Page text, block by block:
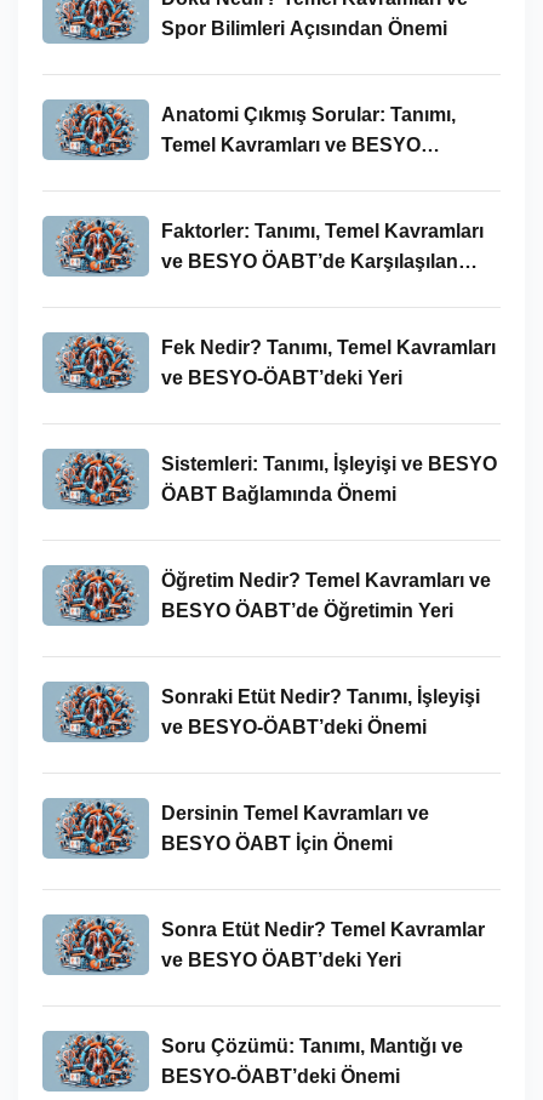
Spor Bilimleri Açısından Önemi
Anatomi Çıkmış Sorular: Tanımı,
Temel Kavramları ve BESYO
Faktorler: Tanımı, Temel Kavramları
ve BESYO ÖABT’de Karşılaşılan
Fek Nedir? Tanımı, Temel Kavramları
ve BESYO-ÖABT’deki Yeri
Sistemleri: Tanımı, İşleyişi ve BESYO
ÖABT Bağlamında Önemi
Öğretim Nedir? Temel Kavramları ve
BESYO ÖABT’de Öğretimin Yeri
Sonraki Etüt Nedir? Tanımı, İşleyişi
ve BESYO-ÖABT’deki Önemi
Dersinin Temel Kavramları ve
BESYO ÖABT İçin Önemi
Sonra Etüt Nedir? Temel Kavramlar
ve BESYO ÖABT’deki Yeri
Soru Çözümü: Tanımı, Mantığı ve
BESYO-ÖABT’deki Önemi